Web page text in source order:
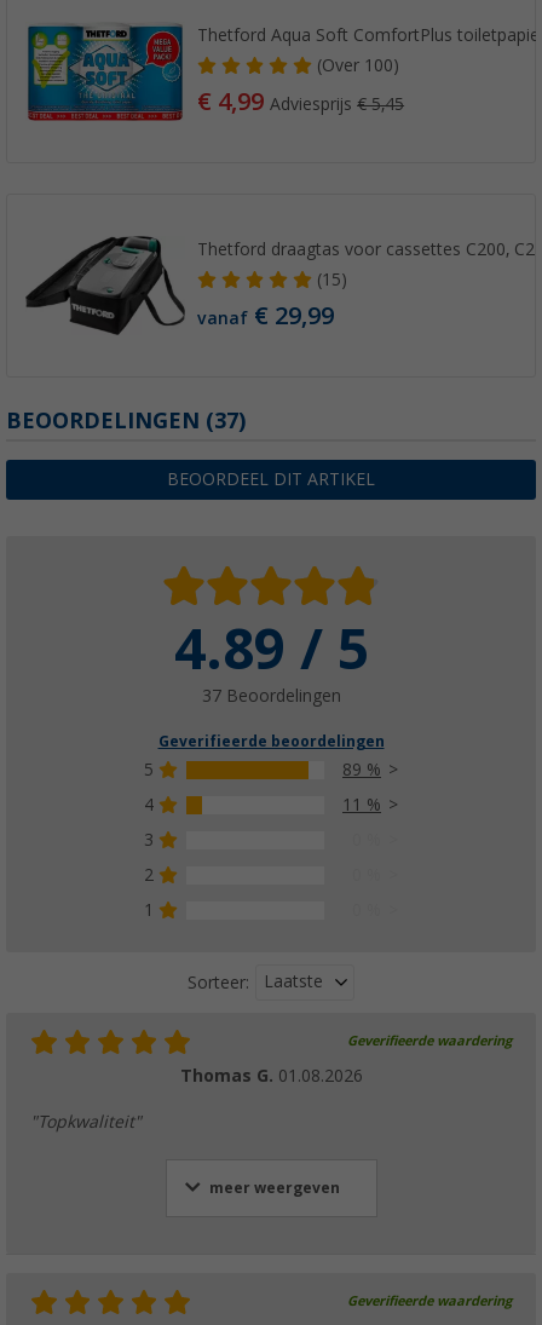
Thetford Aqua Soft ComfortPlus
(Over100)
€ 4,99Adviesprijs€ 5,45
Thetford draagtas voor cassettes C200,
(15)
vanaf € 29,99
BEOORDELINGEN (37)
BEOORDEEL DIT ARTIKEL
4.89 / 5
37 Beoordelingen
Geverifieerde beoordelingen
5
89 %
4
11 %
3
2
1
Sorteer: Laatste
Geverifieerde waardering
Thomas G. 01.08.2026
"Topkwaliteit"
meer weergeven
Geverifieerde waardering